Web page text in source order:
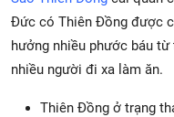
Đức có Thiên Đồng được
hưởng nhiều phước báu
nhiều người đi xa làm ăn.
Thiên Đồng ở trạng